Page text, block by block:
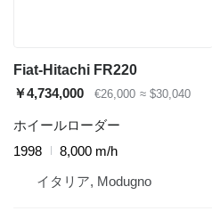
Fiat-Hitachi FR220
￥4,734,000
€26,000 ≈ $30,040
ホイールローダー
1998
8,000 m/h
イタリア, Modugno